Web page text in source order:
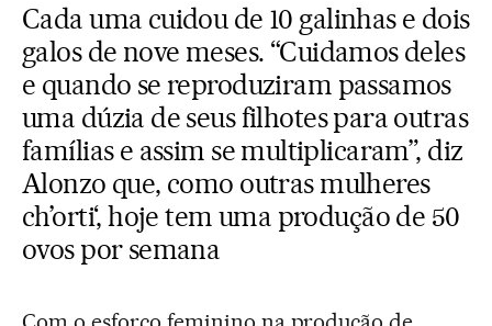
Cada uma cuidou de 10 galinhas e dois
galos de nove meses. “Cuidamos deles
e quando se reproduziram passamos
uma dúzia de seus filhotes para outras
famílias e assim se multiplicaram”, diz
Alonzo que, como outras mulheres
ch’orti‘, hoje tem uma produção de 50
ovos por semana